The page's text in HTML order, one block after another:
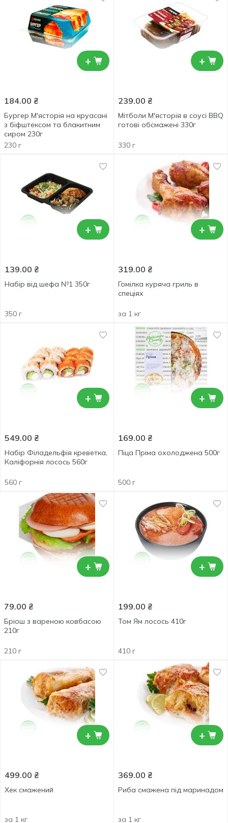
+
184.00 ₴
Бургер М'ясторія на круасані
з біфштексом та блакитним
сиром 230г
230 г
+
239.00 ₴
Мітболи М'ясторія в соусі BBQ
готові обсмажені 330г
330 г
+
139.00 ₴
Набір від шефа №1 350г
350 г
+
319.00 ₴
Гомілка куряча гриль в
спеціях
за 1 кг
+
549.00 ₴
Набір Філадельфія креветка,
Каліфорнія лосось 560г
560 г
+
169.00 ₴
Піца Пріма охолоджена 500г
500 г
+
79.00 ₴
Бріош з вареною ковбасою
210г
210 г
+
199.00 ₴
Том Ям лосось 410г
410 г
+
499.00 ₴
Хек смажений
за 1 кг
+
369.00 ₴
Риба смажена під маринадом
за 1 кг